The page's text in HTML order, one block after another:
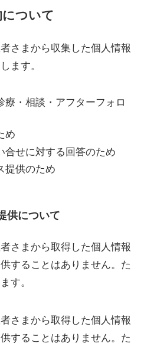
ついて
さまから収集した個人情報
ます。
療・相談・アフターフォロ
め
合せに対する回答のため
提供のため
供について
さまから取得した個人情報
することはありません。た
す。
さまから取得した個人情報
することはありません。た